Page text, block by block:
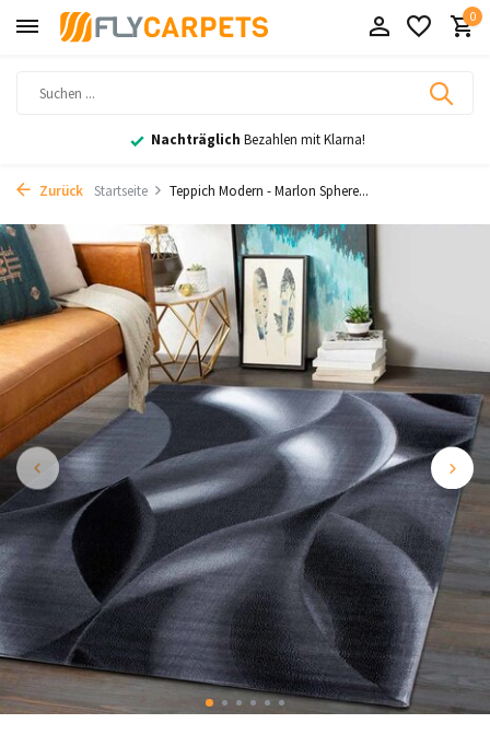
0
Nachträglich Bezahlen mit Klarna!
Zurück Startseite Teppich Modern - Marlon Sphere...